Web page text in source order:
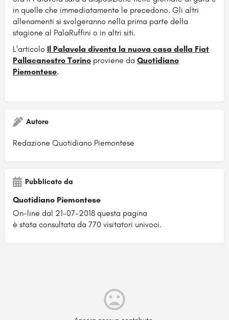
in quelle che immediatamente le precedono. Gli altri
allenamenti si svolgeranno nella prima parte della
stagione al PalaRuffini o in altri siti.
L'articolo Il Palavela diventa la nuova casa della Fiat
Pallacanestro Torino proviene da Quotidiano
Piemontese.
Autore
Redazione Quotidiano Piemontese
Pubblicato da
Quotidiano Piemontese
On-line dal 21-07-2018 questa pagina
è stata consultata da 770 visitatori univoci.